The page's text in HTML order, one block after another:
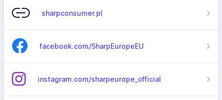
sharpconsumer.pl
facebook.com/SharpEuropeEU
instagram.com/sharpeurope_official